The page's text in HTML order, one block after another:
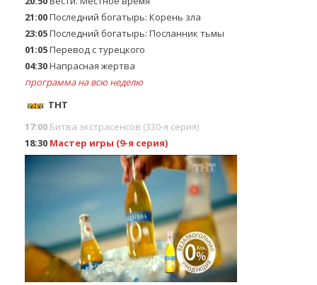
21:00Последний богатырь: Корень зла
23:05Последний богатырь: Посланник тьмы
01:05Перевод с турецкого
04:30Напрасная жертва
программа на всю неделю
ТНТ
17:00 Битва экстраceнсов (330-я серия)
18:30 Мастер игры (9-я серия)